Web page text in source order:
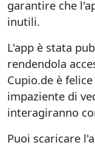
garantire che
inutili.
L'app è stata
rendendola
Cupio.de è
impaziente di
interagiranno
Puoi scaricare